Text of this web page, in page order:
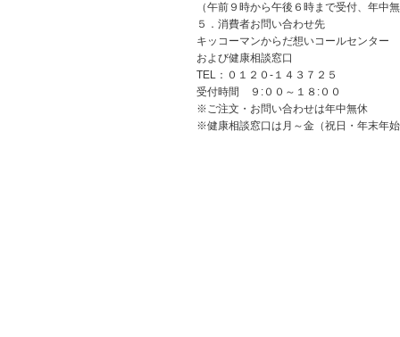
（午前９時から午後６時まで受付、年中
５．消費者お問い合わせ先
キッコーマンからだ想いコールセンター
および健康相談窓口
TEL：０１２０-１４３７２５
受付時間 ９:００～１８:００
※ご注文・お問い合わせは年中無休
※健康相談窓口は月～金（祝日・年末年